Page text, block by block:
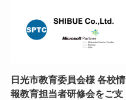
日光市教育委員会様 各校情
報教育担当者研修会をご支